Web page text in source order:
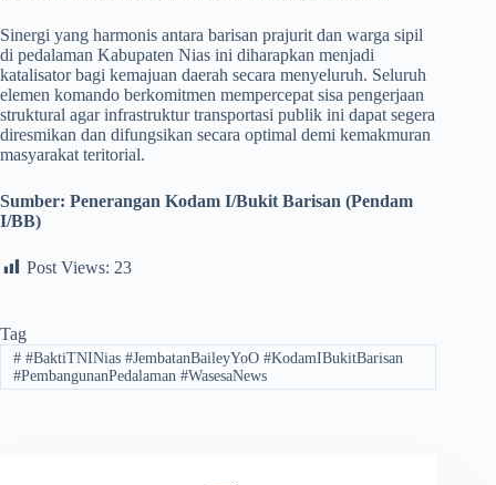
​Sinergi yang harmonis antara barisan prajurit dan warga sipil
di pedalaman Kabupaten Nias ini diharapkan menjadi
katalisator bagi kemajuan daerah secara menyeluruh. Seluruh
elemen komando berkomitmen mempercepat sisa pengerjaan
struktural agar infrastruktur transportasi publik ini dapat segera
diresmikan dan difungsikan secara optimal demi kemakmuran
masyarakat teritorial.
Sumber: Penerangan Kodam I/Bukit Barisan (Pendam
I/BB)
Post Views: 23
Tag
##BaktiTNINias #JembatanBaileyYoO #KodamIBukitBarisan
#PembangunanPedalaman #WasesaNews